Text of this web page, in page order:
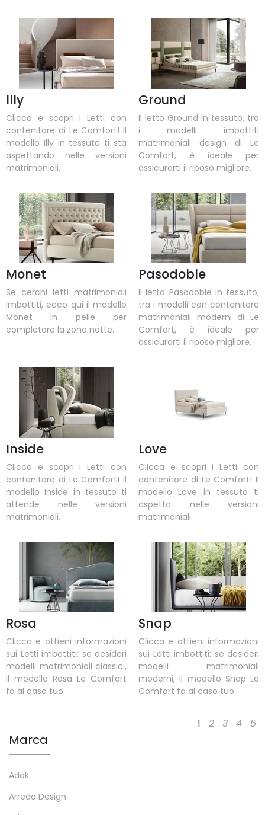
Illy
Clicca e scopri i Letti con
contenitore di Le Comfort! Il
modello Illy in tessuto ti sta
aspettando nelle versioni
matrimoniali.
Ground
Il letto Ground in tessuto, tra
i modelli imbottiti
matrimoniali design di Le
Comfort, è ideale per
assicurarti il riposo migliore.
Monet
Se cerchi letti matrimoniali
imbottiti, ecco qui il modello
Monet in pelle per
completare la zona notte.
Pasodoble
Il letto Pasodoble in tessuto,
tra i modelli con contenitore
matrimoniali moderni di Le
Comfort, è ideale per
assicurarti il riposo migliore.
Inside
Clicca e scopri i Letti con
contenitore di Le Comfort! Il
modello Inside in tessuto ti
attende nelle versioni
matrimoniali.
Love
Clicca e scopri i Letti con
contenitore di Le Comfort! Il
modello Love in tessuto ti
aspetta nelle versioni
matrimoniali.
Rosa
Clicca e ottieni informazioni
sui Letti imbottiti: se desideri
modelli matrimoniali classici,
il modello Rosa Le Comfort
fa al caso tuo.
Snap
Clicca e ottieni informazioni
sui Letti imbottiti: se desideri
modelli matrimoniali
moderni, il modello Snap Le
Comfort fa al caso tuo.
1 2 3 4 5
Marca
Adok
Arredo Design